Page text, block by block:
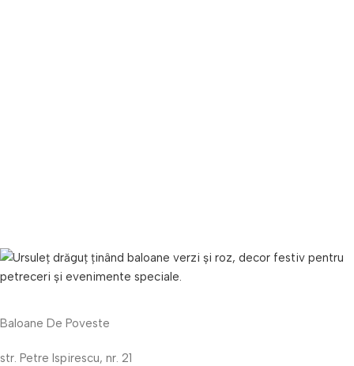
Baloane De Poveste
str. Petre Ispirescu, nr. 21